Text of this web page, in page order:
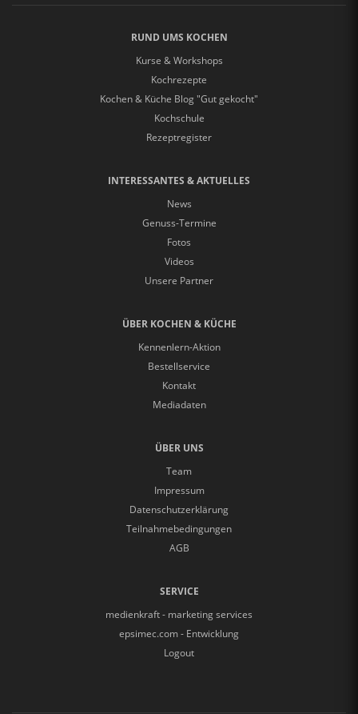
RUND UMS KOCHEN
Kurse & Workshops
Kochrezepte
Kochen & Küche Blog "Gut gekocht"
Kochschule
Rezeptregister
INTERESSANTES & AKTUELLES
News
Genuss-Termine
Fotos
Videos
Unsere Partner
ÜBER KOCHEN & KÜCHE
Kennenlern-Aktion
Bestellservice
Kontakt
Mediadaten
ÜBER UNS
Team
Impressum
Datenschutzerklärung
Teilnahmebedingungen
AGB
SERVICE
medienkraft - marketing services
epsimec.com - Entwicklung
Logout